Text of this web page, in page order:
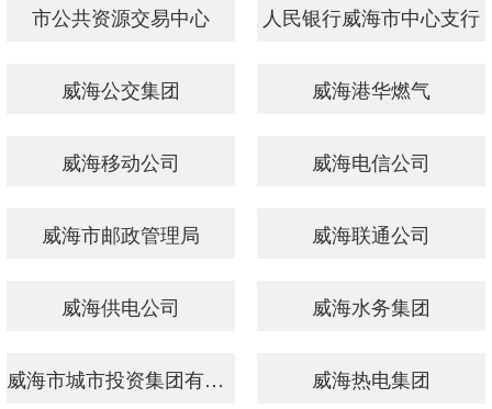
市公共资源交易中心 ​人民银行威海市中心支行
威海公交集团 威海港华燃气
威海移动公司 威海电信公司
威海市邮政管理局 威海联通公司
威海供电公司 威海水务集团
威海市城市投资集团有限公司 威海热电集团